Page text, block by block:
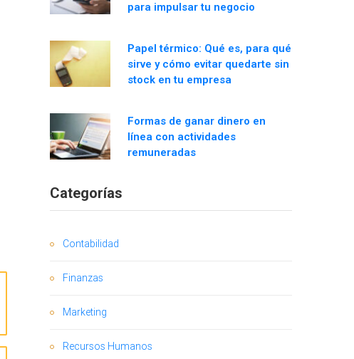
para impulsar tu negocio
Papel térmico: Qué es, para qué
sirve y cómo evitar quedarte sin
stock en tu empresa
Formas de ganar dinero en
línea con actividades
remuneradas
Categorías
Contabilidad
Finanzas
Marketing
Recursos Humanos